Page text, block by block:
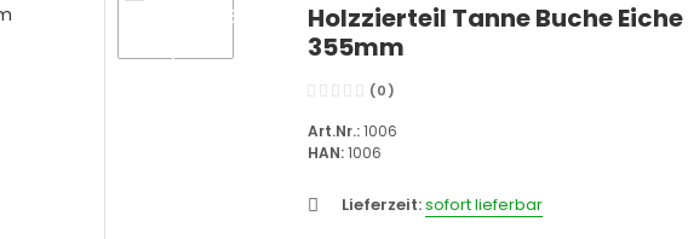
Holzzierteil Tanne Buche
355mm
(0)
Art.Nr.:1006
HAN:1006
Lieferzeit:sofort lieferbar